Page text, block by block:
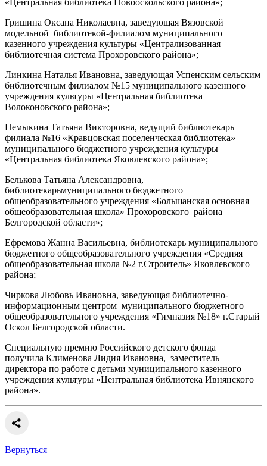
«Центральная библиотека Новооскольского района»;
Гришина Оксана Николаевна, заведующая Вязовской
модельной библиотекой-филиалом муниципального
казенного учреждения культуры «Централизованная
библиотечная система Прохоровского района»;
Линкина Наталья Ивановна, заведующая Успенским сельским
библиотечным филиалом №15 муниципального казенного
учреждения культуры «Центральная библиотека
Волоконовского района»;
Немыкина Татьяна Викторовна, ведущий библиотекарь
филиала №16 «Кравцовская поселенческая библиотека»
муниципального бюджетного учреждения культуры
«Центральная библиотека Яковлевского района»;
Белькова Татьяна Александровна,
библиотекарьмуниципального бюджетного
общеобразовательного учреждения «Большанская основная
общеобразовательная школа» Прохоровского района
Белгородской области»;
Ефремова Жанна Васильевна, библиотекарь муниципального
бюджетного общеобразовательного учреждения «Средняя
общеобразовательная школа №2 г.Строитель» Яковлевского
района;
Чиркова Любовь Ивановна, заведующая библиотечно-
информационным центром муниципального бюджетного
общеобразовательного учреждения «Гимназия №18» г.Старый
Оскол Белгородской области.
Специальную премию Российского детского фонда
получила Клименова Лидия Ивановна, заместитель
директора по работе с детьми муниципального казенного
учреждения культуры «Центральная библиотека Ивнянского
района».
Вернуться